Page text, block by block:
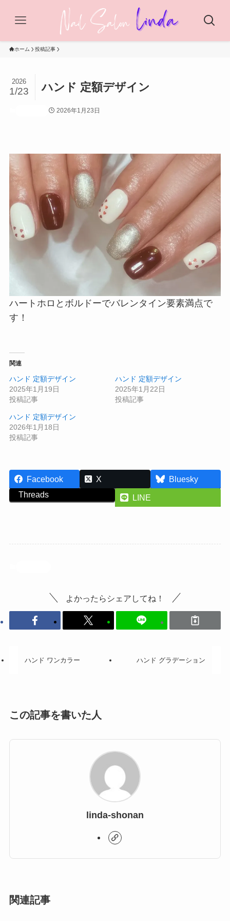
ホーム 投稿記事
ハンド 定額デザイン
2026
1/23
2026年1月23日
ハートホロとボルドーでバレンタイン要素満点で
す！
関連
ハンド 定額デザイン
2025年1月19日
投稿記事
ハンド 定額デザイン
2025年1月22日
投稿記事
ハンド 定額デザイン
2026年1月18日
投稿記事
Facebook X
Bluesky
Threads
LINE
よかったらシェアしてね！
ハンド ワンカラー ハンド グラデーション
この記事を書いた人
linda-shonan
関連記事